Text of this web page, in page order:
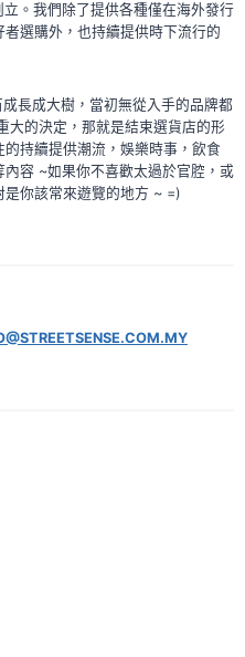
。我們除了提供各種僅在海外發行
選購外，也持續提供時下流行的
長成大樹，當初無從入手的品牌都
大的決定，那就是結束選貨店的形
持續提供潮流，娛樂時事，飲食
容 ~如果你不喜歡太過於官腔，或
你該常來遊覽的地方 ~ =)